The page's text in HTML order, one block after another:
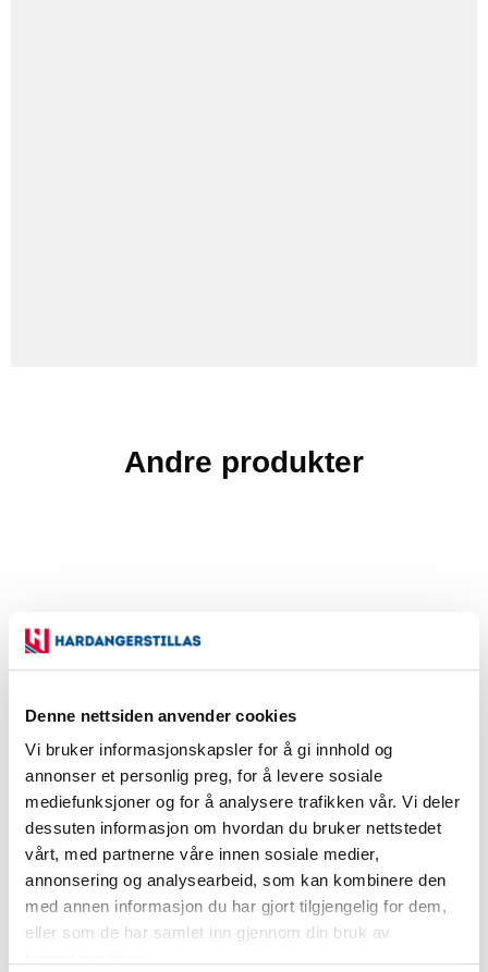
Denne nettsiden anvender cookies
Vi bruker informasjonskapsler for å gi innhold og
annonser et personlig preg, for å levere sosiale
mediefunksjoner og for å analysere trafikken vår. Vi deler
dessuten informasjon om hvordan du bruker nettstedet
vårt, med partnerne våre innen sosiale medier,
annonsering og analysearbeid, som kan kombinere den
med annen informasjon du har gjort tilgjengelig for dem,
eller som de har samlet inn gjennom din bruk av
Andre produkter
Diagonal 3,6m
Vekt 8.3kg / Volum
Art.nr:
924
Eks. mva